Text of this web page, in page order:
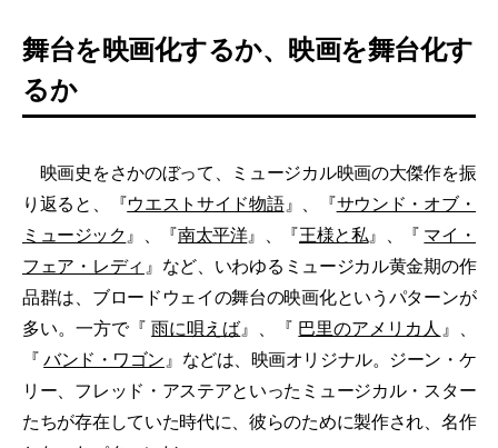
舞台を映画化するか、映画を舞台化す
るか
映画史をさかのぼって、ミュージカル映画の大傑作を振
り返ると、『ウエストサイド物語』、『サウンド・オブ・
ミュージック』、『南太平洋』、『王様と私』、『 マイ・
フェア・レディ 』など、いわゆるミュージカル黄金期の作
品群は、ブロードウェイの舞台の映画化というパターンが
多い。一方で『雨に唄えば』、『 巴里のアメリカ人 』、
『バンド・ワゴン』などは、映画オリジナル。ジーン・ケ
リー、フレッド・アステアといったミュージカル・スター
たちが存在していた時代に、彼らのために製作され、名作